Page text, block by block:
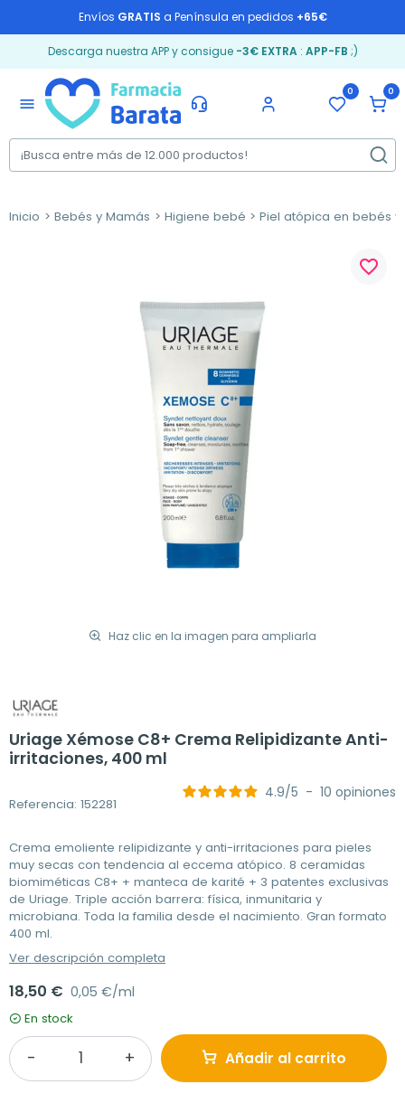
Envíos GRATIS a Península en pedidos +65€
Descarga nuestra APP y consigue -3€ EXTRA: APP-FB ;)
menu
0 0
Inicio Bebés y Mamás Higiene bebé Piel atópica en bebés y
Haz clic en la imagen para ampliarla
favorite_border
Uriage Xémose C8+ Crema Relipidizante Anti-
irritaciones, 400 ml
Referencia: 152281
4.9/5 - 10 opiniones
Crema emoliente relipidizante y anti-irritaciones para pieles
muy secas con tendencia al eccema atópico. 8 ceramidas
biomiméticas C8+ + manteca de karité + 3 patentes exclusivas
de Uriage. Triple acción barrera: física, inmunitaria y
microbiana. Toda la familia desde el nacimiento. Gran formato
400 ml.
Ver descripción completa
18,50 € 0,05 €/ml
En stock
Añadir al carrito